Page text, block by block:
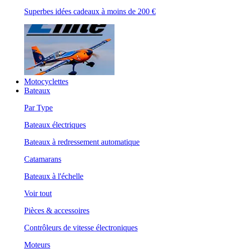
Superbes idées cadeaux à moins de 200 €
Motocyclettes
Bateaux
Par Type
Bateaux électriques
Bateaux à redressement automatique
Catamarans
Bateaux à l'échelle
Voir tout
Pièces & accessoires
Contrôleurs de vitesse électroniques
Moteurs